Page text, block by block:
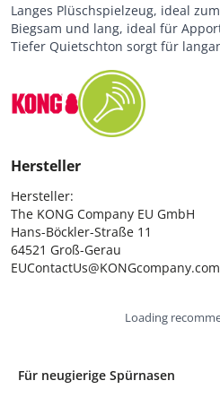
Langes Plüschspielzeug, ideal
Biegsam und lang, ideal für
Tiefer Quietschton sorgt für
Hersteller
Hersteller:
The KONG Company EU GmbH
Hans-Böckler-Straße 11
64521 Groß-Gerau
EUContactUs@KONGcompany.com
Loading
Für neugierige Spürnasen